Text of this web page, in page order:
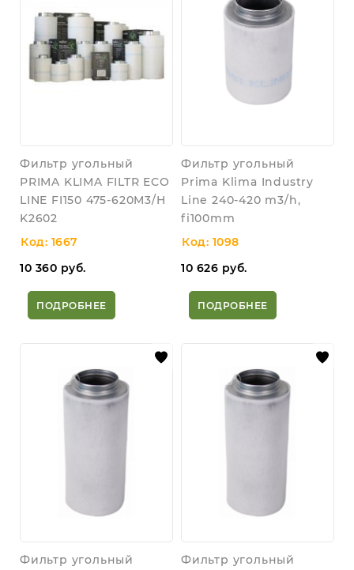
Фильтр угольный
PRIMA KLIMA FILTR ECO
LINE FI150 475-620M3/H
K2602
Код: 1667
10 360 руб.
ПОДРОБНЕЕ
Фильтр угольный
Prima Klima Industry
Line 240-420 m3/h,
fi100mm
Код: 1098
10 626 руб.
ПОДРОБНЕЕ
Фильтр угольный
Фильтр угольный